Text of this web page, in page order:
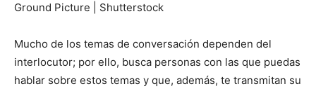
Ground Picture | Shutterstock
Mucho de los temas de conversación dependen del
interlocutor; por ello, busca personas con las que puedas
hablar sobre estos temas y que, además, te transmitan su